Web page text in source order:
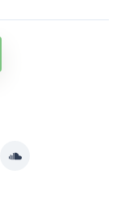
Soundcloud